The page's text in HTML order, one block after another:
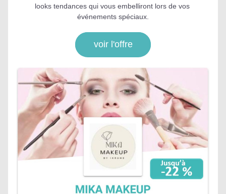
looks tendances qui vous embelliront lors de vos
événements spéciaux.
voir l'offre